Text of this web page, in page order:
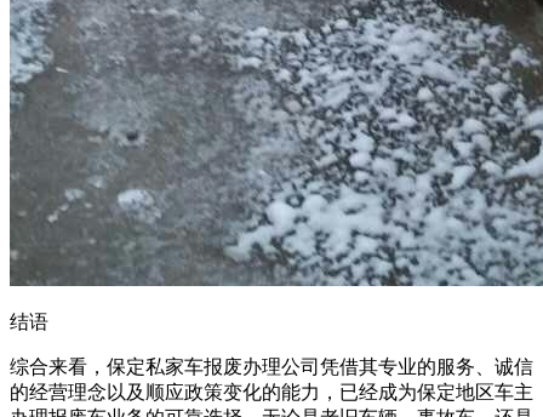
结语
综合来看，保定私家车报废办理公司凭借其专业的服务、诚信
的经营理念以及顺应政策变化的能力，已经成为保定地区车主